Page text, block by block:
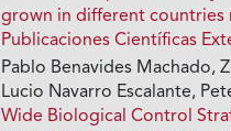
grown in different countries
Publicaciones Científicas
Pablo Benavides Machado,
Lucio Navarro Escalante,
Wide Biological Control